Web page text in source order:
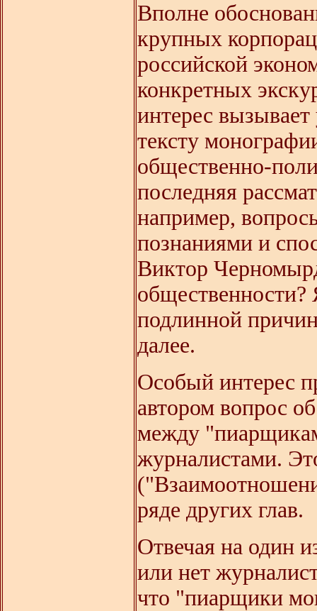
Вполне
крупных
российской
конкретных
интерес
тексту
общественно-
последняя
например,
познаниями и
Виктор
общественности?
подлинной
далее.
Особый интерес
автором вопрос
между
журналистами.
ряде других глав.
Отвечая на один
или нет
что "пиарщики